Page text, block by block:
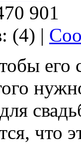
901
(4) |
его
что